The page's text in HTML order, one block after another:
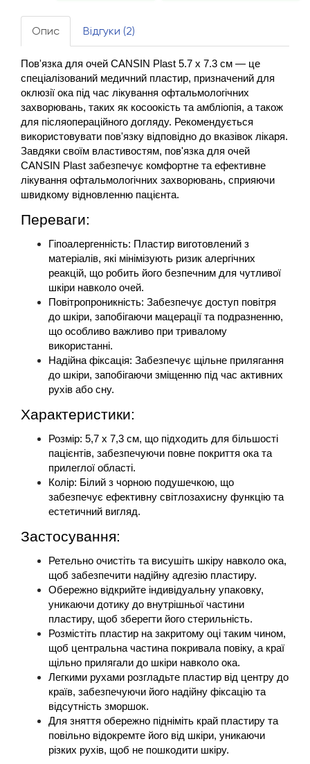
Опис Відгуки (2)
Пов'язка для очей CANSIN Plast 5.7 x 7.3 см — це
спеціалізований медичний пластир, призначений для
оклюзії ока під час лікування офтальмологічних
захворювань, таких як косоокість та амбліопія, а також
для післяопераційного догляду. Рекомендується
використовувати пов'язку відповідно до вказівок лікаря.
Завдяки своїм властивостям, пов'язка для очей
CANSIN Plast забезпечує комфортне та ефективне
лікування офтальмологічних захворювань, сприяючи
швидкому відновленню пацієнта.
Переваги:
Гіпоалергенність: Пластир виготовлений з
матеріалів, які мінімізують ризик алергічних
реакцій, що робить його безпечним для чутливої
шкіри навколо очей.
Повітропроникність: Забезпечує доступ повітря
до шкіри, запобігаючи мацерації та подразненню,
що особливо важливо при тривалому
використанні.
Надійна фіксація: Забезпечує щільне прилягання
до шкіри, запобігаючи зміщенню під час активних
рухів або сну.
Характеристики:
Розмір: 5,7 х 7,3 см, що підходить для більшості
пацієнтів, забезпечуючи повне покриття ока та
прилеглої області.
Колір: Білий з чорною подушечкою, що
забезпечує ефективну світлозахисну функцію та
естетичний вигляд.
Застосування:
Ретельно очистіть та висушіть шкіру навколо ока,
щоб забезпечити надійну адгезію пластиру.
Обережно відкрийте індивідуальну упаковку,
уникаючи дотику до внутрішньої частини
пластиру, щоб зберегти його стерильність.
Розмістіть пластир на закритому оці таким чином,
щоб центральна частина покривала повіку, а краї
щільно прилягали до шкіри навколо ока.
Легкими рухами розгладьте пластир від центру до
країв, забезпечуючи його надійну фіксацію та
відсутність зморшок.
Для зняття обережно підніміть край пластиру та
повільно відокремте його від шкіри, уникаючи
різких рухів, щоб не пошкодити шкіру.